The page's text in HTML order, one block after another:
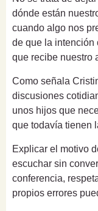
dónde están
cuando algo nos
de que la intención
que recibe nuestro
Como señala
discusiones
unos hijos que
que todavía tienen
Explicar el motivo
escuchar sin
conferencia,
propios errores